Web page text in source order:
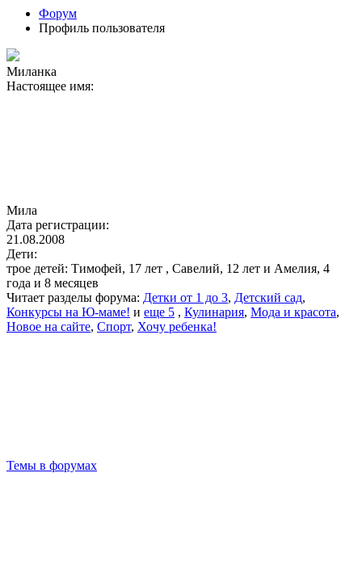
Форум
Профиль пользователя
Mиланка
Настоящее имя:
Мила
Дата регистрации:
21.08.2008
Дети:
трое детей: Тимофей, 17 лет , Савелий, 12 лет и Амелия, 4
года и 8 месяцев
Читает разделы форума: Детки от 1 до 3, Детский сад,
Конкурсы на Ю-маме! и еще 5 , Кулинария, Мода и красота,
Новое на сайте, Спорт, Хочу ребенка!
Темы в форумах